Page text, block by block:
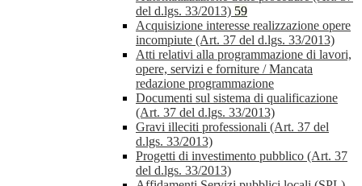
del d.lgs. 33/2013) 59
Acquisizione interesse realizzazione opere
incompiute (Art. 37 del d.lgs. 33/2013)
Atti relativi alla programmazione di lavori,
opere, servizi e forniture / Mancata
redazione programmazione
Documenti sul sistema di qualificazione
(Art. 37 del d.lgs. 33/2013)
Gravi illeciti professionali (Art. 37 del
d.lgs. 33/2013)
Progetti di investimento pubblico (Art. 37
del d.lgs. 33/2013)